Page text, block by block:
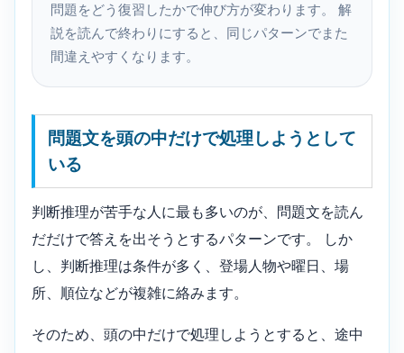
問題をどう復習したかで伸び方が変わります。 解
説を読んで終わりにすると、同じパターンでまた
間違えやすくなります。
問題文を頭の中だけで処理しようとして
いる
判断推理が苦手な人に最も多いのが、問題文を読ん
だだけで答えを出そうとするパターンです。 しか
し、判断推理は条件が多く、登場人物や曜日、場
所、順位などが複雑に絡みます。
そのため、頭の中だけで処理しようとすると、途中